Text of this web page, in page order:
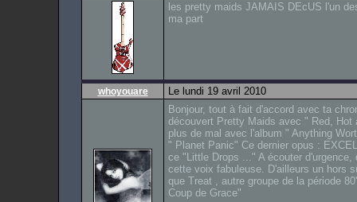
les pretty maids JAMAIS DEcUS l'un
ma part
whoyouare Le lundi 19 avril 2010
Bonjour, tout à fait d'accord avec ta
découvert Pretty Maids avec " Red, Hot
plus de mal avec l'album " Anything
" Planet Panic" Ce dernier opus :
ce "Little Drops ..." A écouter
cette voix fabuleuse. D'ailleurs un hors
que Treat , autre groupe de la période
Coup de Grace"